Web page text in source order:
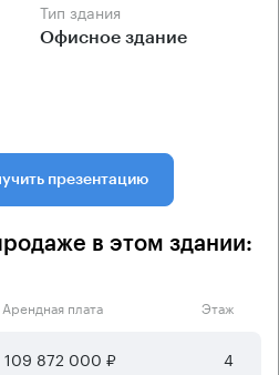
Тип здания
Офисное здание
презентацию
в этом здании:
Арендная плата Этаж
109 872 000 ₽ 4